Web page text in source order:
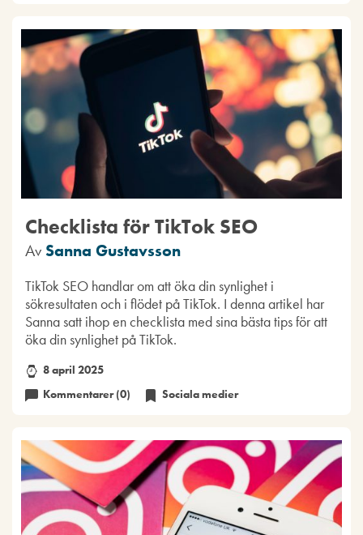
Checklista för TikTok SEO
Av Sanna Gustavsson
TikTok SEO handlar om att öka din synlighet i
sökresultaten och i flödet på TikTok. I denna artikel har
Sanna satt ihop en checklista med sina bästa tips för att
öka din synlighet på TikTok.
8 april 2025
Kommentarer (0)
Sociala medier